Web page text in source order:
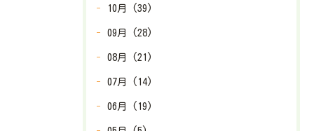
10月 (39)
09月 (28)
08月 (21)
07月 (14)
06月 (19)